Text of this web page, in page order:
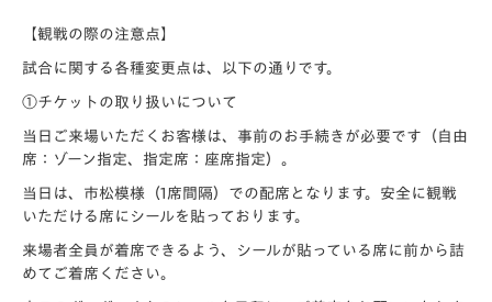
【観戦の際の注意点】
試合に関する各種変更点は、以下の通りです。
①チケットの取り扱いについて
当日ご来場いただくお客様は、事前のお手続きが必要です（自由
席：ゾーン指定、指定席：座席指定）。
当日は、市松模様（1席間隔）での配席となります。安全に観戦
いただける席にシールを貼っております。
来場者全員が着席できるよう、シールが貼っている席に前から詰
めてご着席ください。